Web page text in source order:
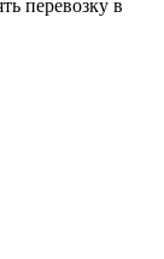
перевозку в